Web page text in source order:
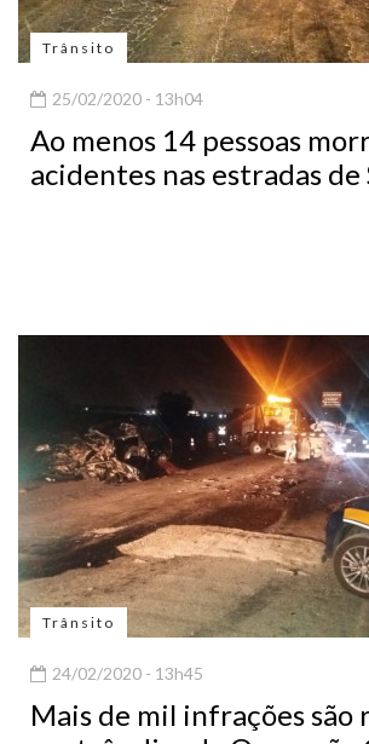
Trânsito
25/02/2020 - 13h04
Ao menos 14 pessoas
acidentes nas estradas de
Trânsito
24/02/2020 - 13h45
Mais de mil infrações são